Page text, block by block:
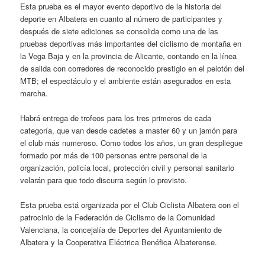
Esta prueba es el mayor evento deportivo de la historia del
deporte en Albatera en cuanto al número de participantes y
después de siete ediciones se consolida como una de las
pruebas deportivas más importantes del ciclismo de montaña en
la Vega Baja y en la provincia de Alicante, contando en la línea
de salida con corredores de reconocido prestigio en el pelotón del
MTB; el espectáculo y el ambiente están asegurados en esta
marcha.
Habrá entrega de trofeos para los tres primeros de cada
categoría, que van desde cadetes a master 60 y un jamón para
el club más numeroso. Como todos los años, un gran despliegue
formado por más de 100 personas entre personal de la
organización, policía local, protección civil y personal sanitario
velarán para que todo discurra según lo previsto.
Esta prueba está organizada por el Club Ciclista Albatera con el
patrocinio de la Federación de Ciclismo de la Comunidad
Valenciana, la concejalía de Deportes del Ayuntamiento de
Albatera y la Cooperativa Eléctrica Benéfica Albaterense.